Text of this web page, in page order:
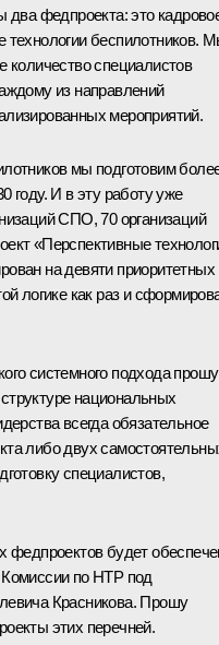
два федпроекта: это
технологии беспилотников.
количество специалистов
из направлений
мероприятий.
мы подготовим
году. И в эту работу уже
СПО, 70 организаций
«Перспективные
на девяти приоритетных
логике как раз и
системного подхода прошу
национальных
всегда обязательное
либо двух
специалистов,
федпроектов будет
Комиссии по НТР под
Красникова. Прошу
этих перечней.